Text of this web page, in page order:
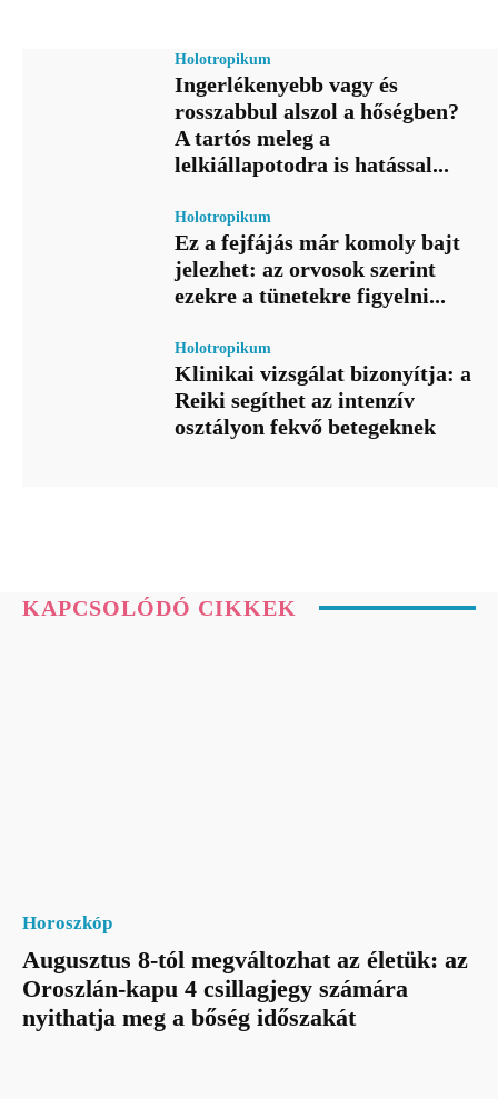
Holotropikum
Ingerlékenyebb vagy és
rosszabbul alszol a hőségben?
A tartós meleg a
lelkiállapotodra is hatással...
Holotropikum
Ez a fejfájás már komoly bajt
jelezhet: az orvosok szerint
ezekre a tünetekre figyelni...
Holotropikum
Klinikai vizsgálat bizonyítja: a
Reiki segíthet az intenzív
osztályon fekvő betegeknek
KAPCSOLÓDÓ CIKKEK
Horoszkóp
Augusztus 8-tól megváltozhat az életük: az
Oroszlán-kapu 4 csillagjegy számára
nyithatja meg a bőség időszakát